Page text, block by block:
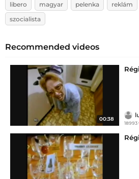
libero
magyar pelenka reklám
szocialista
Recommended videos
00:38
18993